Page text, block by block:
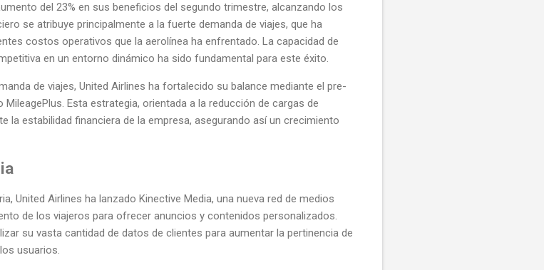
del 23% en sus beneficios del segundo trimestre, alcanzando los
se atribuye principalmente a la fuerte demanda de viajes, que ha
costos operativos que la aerolínea ha enfrentado. La capacidad de
en un entorno dinámico ha sido fundamental para este éxito.
de viajes, United Airlines ha fortalecido su balance mediante el pre-
Esta estrategia, orientada a la reducción de cargas de
la estabilidad financiera de la empresa, asegurando así un crecimiento
United Airlines ha lanzado Kinective Media, una nueva red de medios
de los viajeros para ofrecer anuncios y contenidos personalizados.
su vasta cantidad de datos de clientes para aumentar la pertinencia de
usuarios.